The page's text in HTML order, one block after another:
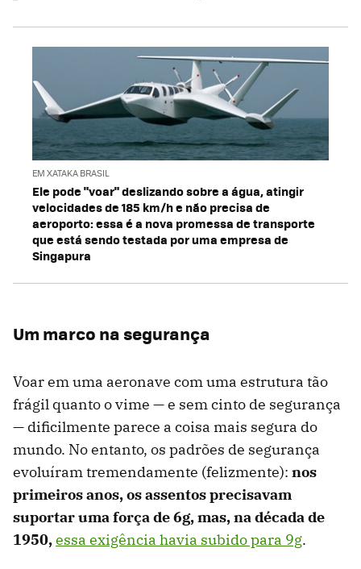
EM XATAKA BRASIL
Ele pode "voar" deslizando sobre a água, atingir
velocidades de 185 km/h e não precisa de
aeroporto: essa é a nova promessa de transporte
que está sendo testada por uma empresa de
Singapura
Um marco na segurança
Voar em uma aeronave com uma estrutura tão
frágil quanto o vime — e sem cinto de segurança
— dificilmente parece a coisa mais segura do
mundo. No entanto, os padrões de segurança
evoluíram tremendamente (felizmente): nos
primeiros anos, os assentos precisavam
suportar uma força de 6g, mas, na década de
1950,essa exigência havia subido para 9g.